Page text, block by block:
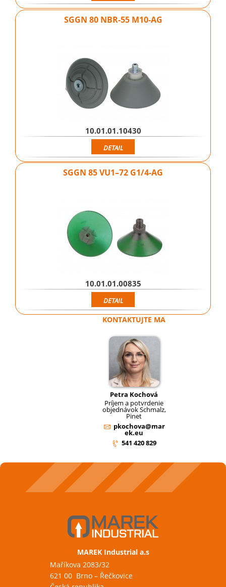
SGGN 80 NBR-55 M10-AG
10.01.01.10430
DETAIL
SGGN 85 VU1–72 G1/4-AG
10.01.01.00835
DETAIL
KONTAKTUJTE MA
Petra Kochová
Príjem a potvrdenie
objednávok Schmalz,
Pinet
pkochova@mar
ek.eu
541 420 829
MAREK Industrial a.s
Maříkova 2083/32
621 00 Brno – Řečkovice